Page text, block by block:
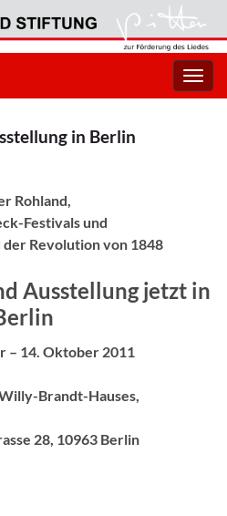
in Berlin
Rohland,
Festivals und
der Revolution von 1848
Ausstellung jetzt in
– 14. Oktober 2011
Brandt-Hauses,
28, 10963 Berlin